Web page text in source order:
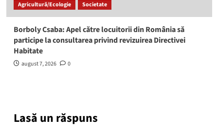
Agricultură/Ecologie Societate
Borboly Csaba: Apel către locuitorii din România să
participe la consultarea privind revizuirea Directivei
Habitate
august 7, 2026 0
Lasă un răspuns